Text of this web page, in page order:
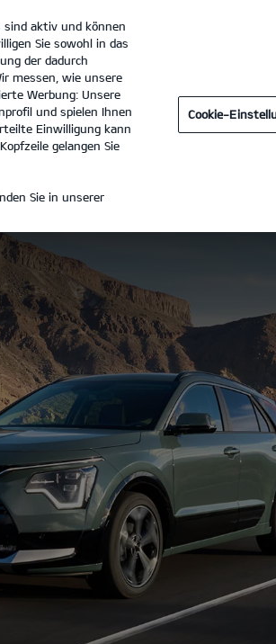
GmbH & Co. KG
Daten Galerie Preisliste
sind aktiv und können
Sie sowohl in das
der dadurch
messen, wie unsere
Werbung: Unsere
und spielen Ihnen
Einwilligung kann
gelangen Sie
Sie in unserer
Cookie-